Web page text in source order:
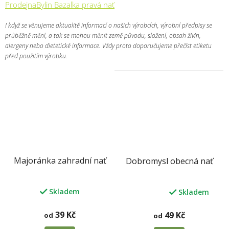
ProdejnaBylin Bazalka pravá nať
I když se věnujeme aktualitě informací o našich výrobcích, výrobní předpisy se
průběžně mění, a tak se mohou měnit země původu, složení, obsah živin,
alergeny nebo dietetické informace. Vždy proto doporučujeme přečíst etiketu
před použitím výrobku.
Majoránka zahradní nať
Skladem
od 39 Kč
Dobromysl obecná nať
Skladem
od 49 Kč